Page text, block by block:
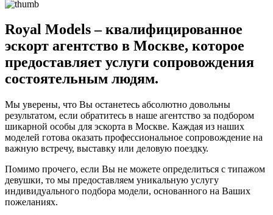
Royal Models – квалифицированное
эскорт агентство в Москве, которое
предоставляет услуги сопровождения
состоятельным людям.
Мы уверены, что Вы останетесь абсолютно довольны
результатом, если обратитесь в наше агентство за подбором
шикарной особы для эскорта в Москве. Каждая из наших
моделей готова оказать профессиональное сопровождение на
важную встречу, выставку или деловую поездку.
Помимо прочего, если Вы не можете определиться с типажом
девушки, то мы предоставляем уникальную услугу
индивидуального подбора модели, основанного на Ваших
пожеланиях.